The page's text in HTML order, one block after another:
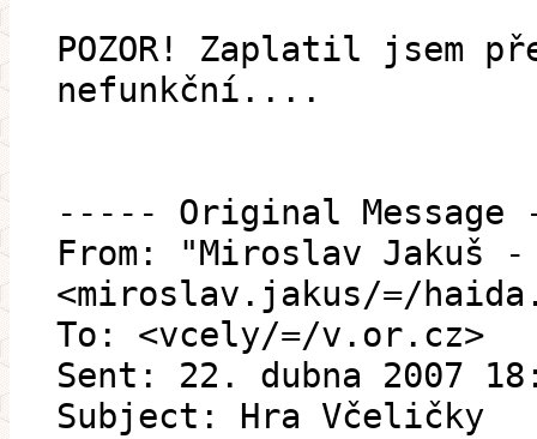
POZOR! Zaplatil jsem
nefunkční....
----- Original
From: "Miroslav Jakuš -
<miroslav.jakus/=/
To: <vcely/=/v.or.cz>
Sent: 22. dubna 2007
Subject: Hra Včeličky